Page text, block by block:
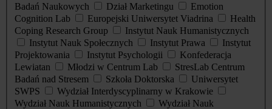
Badań Naukowych
Dział Marketingu
Emotion
Cognition Lab
Europejski Uniwersytet Viadrina
Health
Coping Research Group
Instytut Nauk Humanistycznych
Instytut Nauk Społecznych
Instytut Prawa
Instytut
Projektowania
Instytut Psychologii
Konfederacja
Lewiatan
Młodzi w Centrum Lab
StresLab Centrum
Badań nad Stresem
Szkoła Doktorska
Uniwersytet
SWPS
Wydział Interdyscyplinarny w Krakowie
Wydział Nauk Humanistycznych
Wydział Nauk